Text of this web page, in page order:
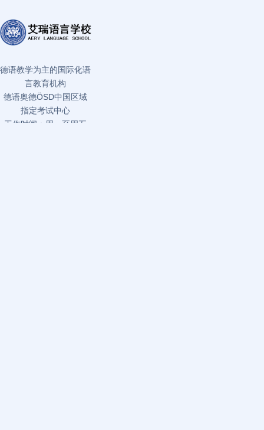
德语教学为主的国际化语
言教育机构
德语奥德ÖSD中国区域
指定考试中心
工作时间：周一至周五